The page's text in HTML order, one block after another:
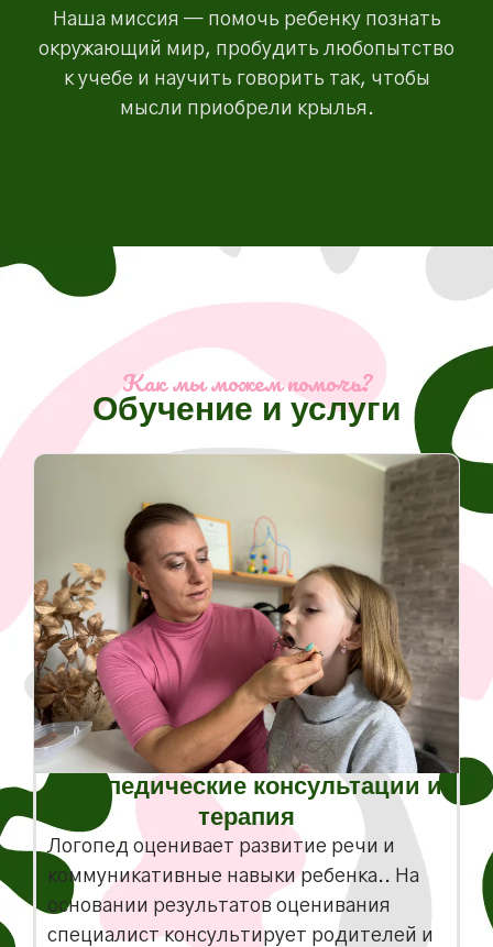
Наша миссия — помочь ребенку познать
окружающий мир, пробудить любопытство
к учебе и научить говорить так, чтобы
мысли приобрели крылья.
Как мы можем помочь?
Обучение и услуги
Логопедические консультации и
терапия
Логопед оценивает развитие речи и
коммуникативные навыки ребенка.. На
основании результатов оценивания
специалист консультирует родителей и